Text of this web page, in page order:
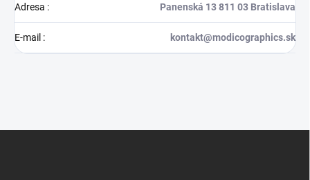
Adresa : Panenská 13 811 03 Bratislava
E-mail : kontakt@modicographics.sk